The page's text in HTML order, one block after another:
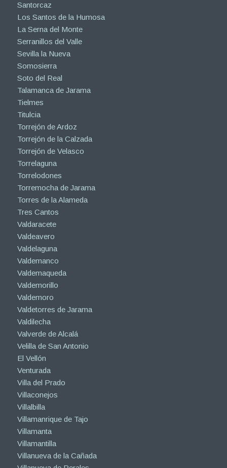
Santorcaz
Los Santos de la Humosa
La Serna del Monte
Serranillos del Valle
Sevilla la Nueva
Somosierra
Soto del Real
Talamanca de Jarama
Tielmes
Titulcia
Torrejón de Ardoz
Torrejón de la Calzada
Torrejón de Velasco
Torrelaguna
Torrelodones
Torremocha de Jarama
Torres de la Alameda
Tres Cantos
Valdaracete
Valdeavero
Valdelaguna
Valdemanco
Valdemaqueda
Valdemorillo
Valdemoro
Valdetorres de Jarama
Valdilecha
Valverde de Alcalá
Velilla de San Antonio
El Vellón
Venturada
Villa del Prado
Villaconejos
Villalbilla
Villamanrique de Tajo
Villamanta
Villamantilla
Villanueva de la Cañada